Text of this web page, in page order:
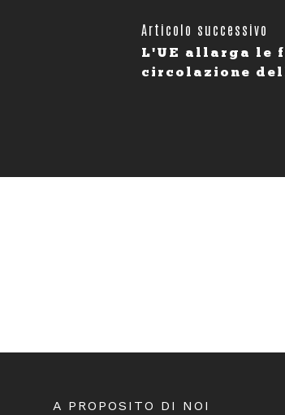
Articolo successivo
L'UE allarga le
circolazione
A PROPOSITO DI NOI